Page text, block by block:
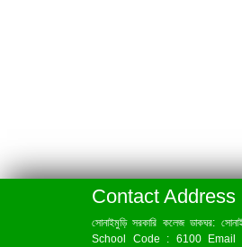
Contact Address
সোনাইমুড়ি সরকারি কলেজ ডাকঘর:
School Code : 6100 Email :